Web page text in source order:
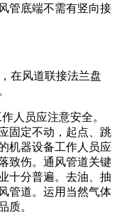
管底端不需有竖向接
在风道联接法兰盘
人员应注意安全。
固定不动，起点、跳
机器设备工作人员应
致伤。通风管道关键
十分普遍。去油、抽
管道。运用当然气体
质。